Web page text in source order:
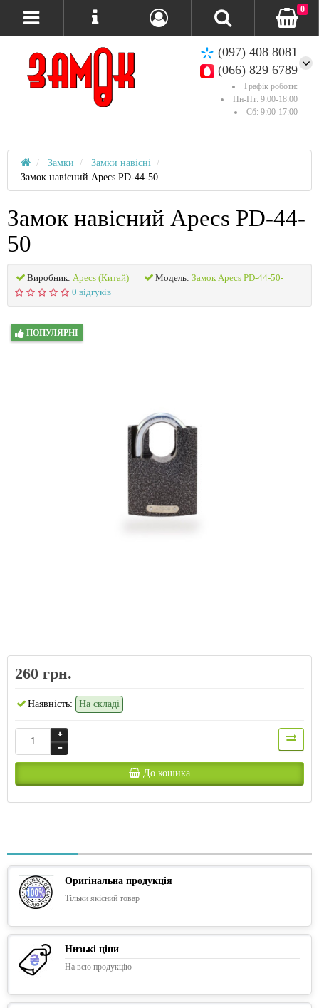
(097) 408 8081
(066) 829 6789
Графік роботи:
Пн-Пт: 9:00-18:00
Сб: 9:00-17:00
0
Замки
Замки навісні
Замок навісний Apecs PD-44-50
Замок навісний Apecs PD-44-
50
Виробник: Apecs (Китай) Модель: Замок Apecs PD-44-50-
0 відгуків
ПОПУЛЯРНІ
260 грн.
Наявність: На складі
До кошика
Оригінальна продукція
Тільки якісний товар
Низькі ціни
На всю продукцію